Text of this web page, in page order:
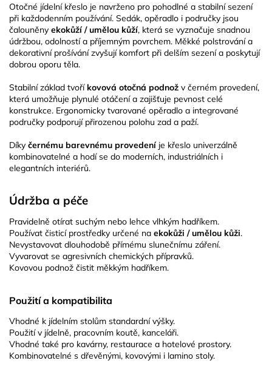
Otočné jídelní křeslo je navrženo pro pohodlné a stabilní sezení
při každodenním používání. Sedák, opěradlo i područky jsou
čalouněny ekokůží / umělou kůží, která se vyznačuje snadnou
údržbou, odolností a příjemným povrchem. Měkké polstrování a
dekorativní prošívání zvyšují komfort při delším sezení a poskytují
dobrou oporu těla.
Stabilní základ tvoří kovová otočná podnož v černém provedení,
která umožňuje plynulé otáčení a zajišťuje pevnost celé
konstrukce. Ergonomicky tvarované opěradlo a integrované
područky podporují přirozenou polohu zad a paží.
Díky černému barevnému provedeníje křeslo univerzálně
kombinovatelné a hodí se do moderních, industriálních i
elegantních interiérů.
Údržba a péče
Pravidelně otírat suchým nebo lehce vlhkým hadříkem.
Používat čisticí prostředky určené na ekokůži / umělou kůži.
Nevystavovat dlouhodobě přímému slunečnímu záření.
Vyvarovat se agresivních chemických přípravků.
Kovovou podnož čistit měkkým hadříkem.
Použití a kompatibilita
Vhodné k jídelním stolům standardní výšky.
Použití v jídelně, pracovním koutě, kanceláři.
Vhodné také pro kavárny, restaurace a hotelové prostory.
Kombinovatelné s dřevěnými, kovovými i lamino stoly.